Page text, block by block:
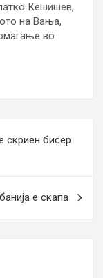
Кешишев,
на Вања,
во
скриен бисер
е скапа